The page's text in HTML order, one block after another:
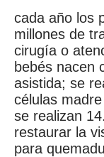
cada año los
millones de
cirugía o
bebés nacen
asistida; se
células
se realizan
restaurar la
para